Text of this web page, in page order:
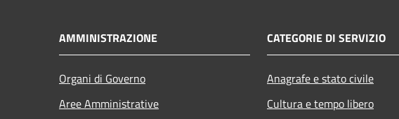
AMMINISTRAZIONE
Organi di Governo
Aree Amministrative
CATEGORIE DI SERVIZIO
Anagrafe e stato civile
Cultura e tempo libero